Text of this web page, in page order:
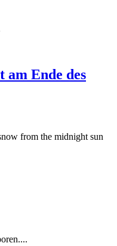
am Ende des
from the midnight sun